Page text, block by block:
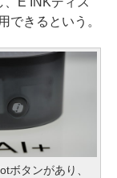
できるという。
ボタンがあり、